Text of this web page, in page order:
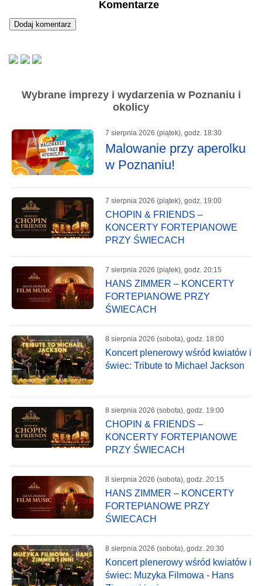
Komentarze
Wybrane imprezy i wydarzenia w Poznaniu i
okolicy
7 sierpnia 2026 (piątek), godz. 18:30
Malowanie przy aperolku
w Poznaniu!
7 sierpnia 2026 (piątek), godz. 19:00
CHOPIN & FRIENDS –
KONCERTY FORTEPIANOWE
PRZY ŚWIECACH
7 sierpnia 2026 (piątek), godz. 20:15
HANS ZIMMER – KONCERTY
FORTEPIANOWE PRZY
ŚWIECACH
8 sierpnia 2026 (sobota), godz. 18:00
Koncert plenerowy wśród kwiatów i
świec: Tribute to Michael Jackson
8 sierpnia 2026 (sobota), godz. 19:00
CHOPIN & FRIENDS –
KONCERTY FORTEPIANOWE
PRZY ŚWIECACH
8 sierpnia 2026 (sobota), godz. 20:15
HANS ZIMMER – KONCERTY
FORTEPIANOWE PRZY
ŚWIECACH
8 sierpnia 2026 (sobota), godz. 20:30
Koncert plenerowy wśród kwiatów i
świec: Muzyka Filmowa - Hans